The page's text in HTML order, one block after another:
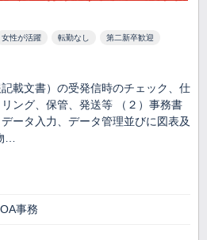
女性が活躍 転勤なし 第二新卒歓迎
記載文書）の受発信時のチェック、仕
ング、保管、発送等 （２）事務書
ータ入力、データ管理並びに図表及
…
事務